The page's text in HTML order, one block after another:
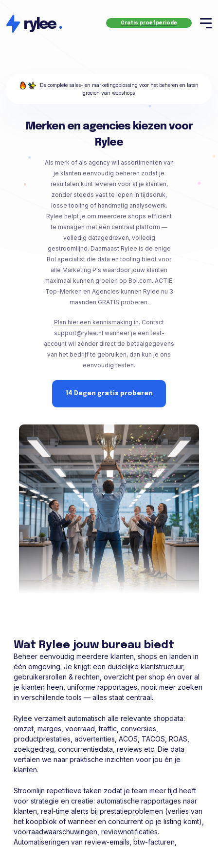
rylee. Gratis proefperiode
De complete sales- en marketingoplossing voor het beheren en laten
groeien van webshops
Merken en agencies kiezen voor
Rylee
Als merk of als agency wil assortimenten van
je klanten eenvoudig beheren zodat je
resultaten kunt leveren voor al je klanten,
zonder steeds vast te lopen in tijdsdruk,
losse tooling of handmatig analysewerk.
Rylee helpt je om meerdere shops efficiënt
te managen met één centraal platform —
volledig datagedreven, volledig
gestroomlijnd. Daarnaast Rylee is de enige
Bol specialist die data en tooling biedt voor
alle Marketing P's waardoor jouw klanten
maximaal kunnen groeien op Bol.com. ACTIE:
Top-Merken en Agencies kunnen Rylee nu 3
maanden GRATIS proberen.
Plan hier een kennismaking in. Contact
support@rylee.nl wanneer je een test-
account wil zónder direct de betaalgegevens
van het bedrijf te gebruiken, dan kun je ons
eenvoudig testen.
14 Dagen gratis proberen
Wat Rylee jouw bureau biedt
Beheer eenvoudig meerdere klanten, shops en landen in
één omgeving. Je krijgt: een duidelijke klantstructuur,
gebruikersrollen & rechten, overzicht per shop én over al
je klanten heen, uniforme rapportages, nooit meer zoeken
in verschillende tools — alles staat centraal.
Rylee verzamelt automatisch alle relevante shopdata:
omzet, marges, voorraad, traffic, conversies,
productprestaties, advertenties, ACOS, TACOS, ROAS,
zoekgedrag, concurrentiedata, reviews etc. Die data
vertalen we naar praktische inzichten voor jou én je
klanten.
Stroomlijn repetitieve taken zodat je team meer tijd heeft
voor strategie en creatie: automatische rapportages naar
klanten, real-time alerts bij prestatieproblemen (verlies van
het koopblok of wanneer en concurrent op je listing komt),
voorraadwaarschuwingen, reviewnotificaties.
Automatiseringen van review-emails, btw-facturen,